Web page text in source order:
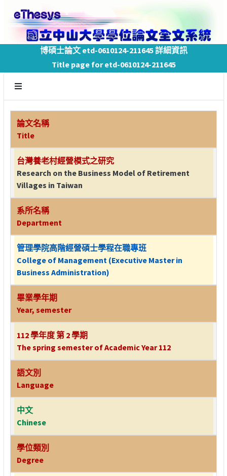
博碩士論文 etd-0610124-211645 詳細資訊
Title page for etd-0610124-211645
論文名稱
Title
台灣養老村經營模式之研究
Research on the Business Model of Retirement
Villages in Taiwan
系所名稱
Department
管理學院高階經營碩士學程在職專班
College of Management (Executive Master in
Business Administration)
畢業學年期
Year, semester
112 學年度 第 2 學期
The spring semester of Academic Year 112
語文別
Language
中文
Chinese
學位類別
Degree